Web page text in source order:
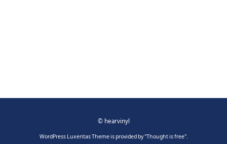
© hearvinyl
WordPress Luxeritas Theme is provided by "Thought is free".